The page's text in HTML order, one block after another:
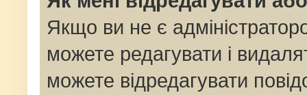
Якщо ви не є
можете редагувати і
можете відредагувати